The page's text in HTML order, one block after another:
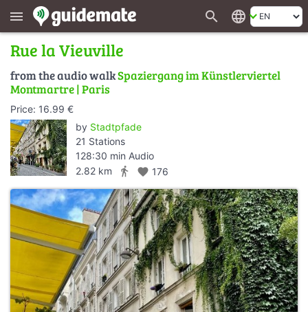
menu search language
Rue la Vieuville
from the audio walkSpaziergang im Künstlerviertel
Montmartre | Paris
Price: 16.99 €
by Stadtpfade
21 Stations
128:30 min Audio
2.82 km
directions_walk favorite 176